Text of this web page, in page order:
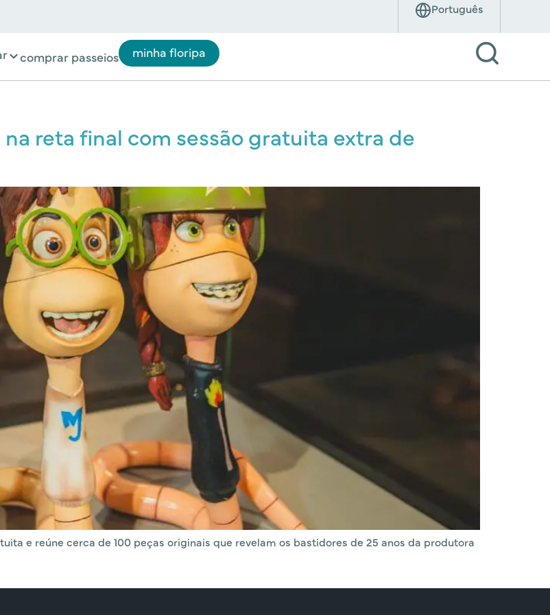
comprar passeios minha floripa
reta final com sessão gratuita extra de
e reúne cerca de 100 peças originais que revelam os bastidores de 25 anos da produtora